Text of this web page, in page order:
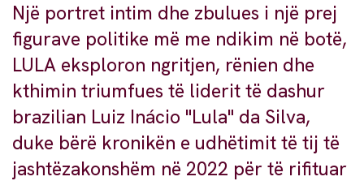
Një portret intim dhe zbulues i një prej
figurave politike më me ndikim në botë,
LULA eksploron ngritjen, rënien dhe
kthimin triumfues të liderit të dashur
brazilian Luiz Inácio "Lula" da Silva,
duke bërë kronikën e udhëtimit të tij të
jashtëzakonshëm në 2022 për të rifituar